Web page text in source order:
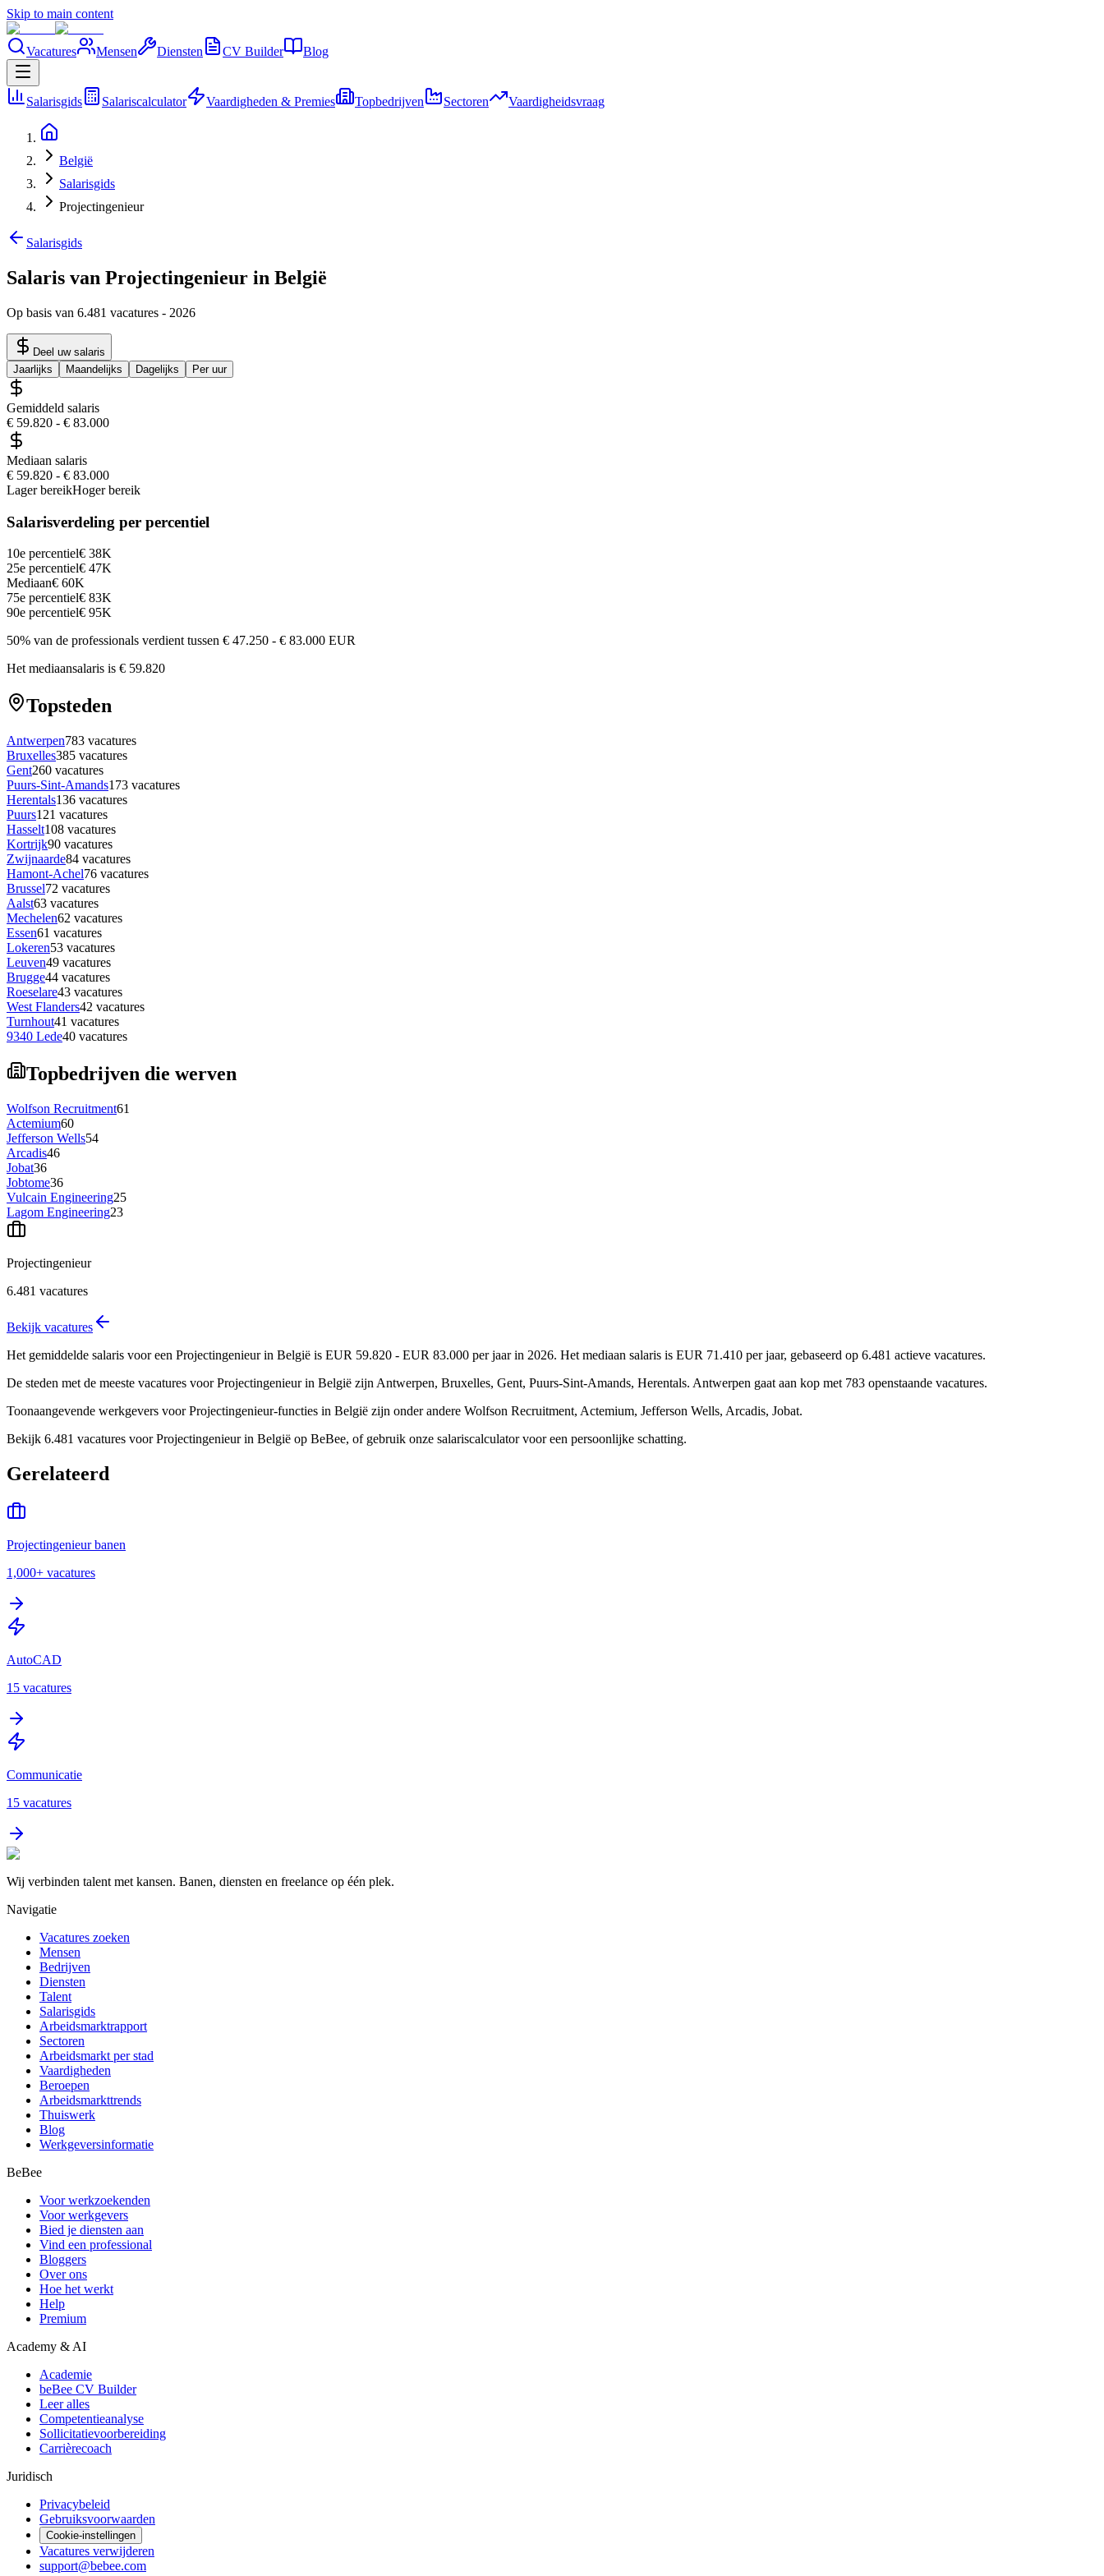
Skip to main content
Vacatures Mensen Diensten CV Builder Blog
Salarisgids Salariscalculator Vaardigheden & Premies Topbedrijven Sectoren Vaardigheidsvraag
België
Salarisgids
Projectingenieur
Salarisgids
Salaris van Projectingenieur in België
Op basis van 6.481 vacatures - 2026
Deel uw salaris
Jaarlijks
Maandelijks Dagelijks Per uur
Gemiddeld salaris
€ 59.820 - € 83.000
Mediaan salaris
€ 59.820 - € 83.000
Lager bereikHoger bereik
Salarisverdeling per percentiel
10e percentiel€ 38K
25e percentiel€ 47K
Mediaan€ 60K
75e percentiel€ 83K
90e percentiel€ 95K
50% van de professionals verdient tussen € 47.250 - € 83.000 EUR
Het mediaansalaris is € 59.820
Topsteden
Antwerpen783 vacatures
Bruxelles385 vacatures
Gent260 vacatures
Puurs-Sint-Amands173 vacatures
Herentals136 vacatures
Puurs121 vacatures
Hasselt108 vacatures
Kortrijk90 vacatures
Zwijnaarde84 vacatures
Hamont-Achel76 vacatures
Brussel72 vacatures
Aalst63 vacatures
Mechelen62 vacatures
Essen61 vacatures
Lokeren53 vacatures
Leuven49 vacatures
Brugge44 vacatures
Roeselare43 vacatures
West Flanders42 vacatures
Turnhout41 vacatures
9340 Lede40 vacatures
Topbedrijven die werven
Wolfson Recruitment61
Actemium60
Jefferson Wells54
Arcadis46
Jobat36
Jobtome36
Vulcain Engineering25
Lagom Engineering23
Projectingenieur
6.481 vacatures
Bekijk vacatures
Het gemiddelde salaris voor een Projectingenieur in België is EUR 59.820 - EUR 83.000 per jaar in 2026. Het mediaan salaris is EUR 71.410 per jaar, gebaseerd op 6.481 actieve vacatures.
De steden met de meeste vacatures voor Projectingenieur in België zijn Antwerpen, Bruxelles, Gent, Puurs-Sint-Amands, Herentals. Antwerpen gaat aan kop met 783 openstaande vacatures.
Toonaangevende werkgevers voor Projectingenieur-functies in België zijn onder andere Wolfson Recruitment, Actemium, Jefferson Wells, Arcadis, Jobat.
Bekijk 6.481 vacatures voor Projectingenieur in België op BeBee, of gebruik onze salariscalculator voor een persoonlijke schatting.
Gerelateerd
Projectingenieur banen
1,000+ vacatures
AutoCAD
15 vacatures
Communicatie
15 vacatures
Wij verbinden talent met kansen. Banen, diensten en freelance op één plek.
Navigatie
Vacatures zoeken
Mensen
Bedrijven
Diensten
Talent
Salarisgids
Arbeidsmarktrapport
Sectoren
Arbeidsmarkt per stad
Vaardigheden
Beroepen
Arbeidsmarkttrends
Thuiswerk
Blog
Werkgeversinformatie
BeBee
Voor werkzoekenden
Voor werkgevers
Bied je diensten aan
Vind een professional
Bloggers
Over ons
Hoe het werkt
Help
Premium
Academy & AI
Academie
beBee CV Builder
Leer alles
Competentieanalyse
Sollicitatievoorbereiding
Carrièrecoach
Juridisch
Privacybeleid
Gebruiksvoorwaarden
Cookie-instellingen
Vacatures verwijderen
support@bebee.com